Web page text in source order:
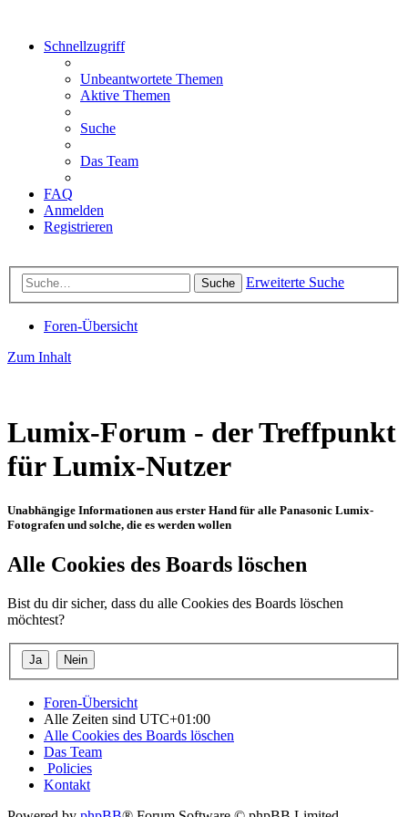
Schnellzugriff
Unbeantwortete Themen
Aktive Themen
Suche
Das Team
FAQ
Anmelden
Registrieren
Suche Erweiterte Suche
Foren-Übersicht
Zum Inhalt
Lumix-Forum - der Treffpunkt
für Lumix-Nutzer
Unabhängige Informationen aus erster Hand für alle Panasonic Lumix-
Fotografen und solche, die es werden wollen
Alle Cookies des Boards löschen
Bist du dir sicher, dass du alle Cookies des Boards löschen
möchtest?
Foren-Übersicht
Alle Zeiten sind UTC+01:00
Alle Cookies des Boards löschen
Das Team
Policies
Kontakt